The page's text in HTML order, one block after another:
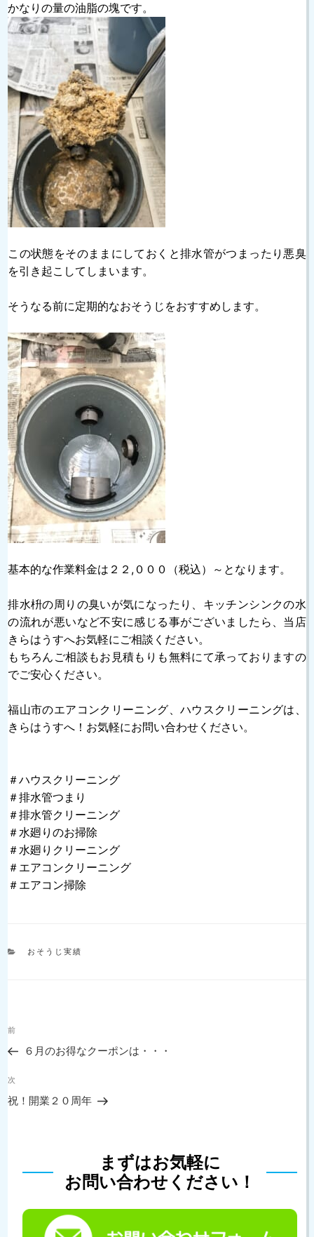
かなりの量の油脂の塊です。
この状態をそのままにしておくと排水管がつまったり悪臭
を引き起こしてしまいます。
そうなる前に定期的なおそうじをおすすめします。
基本的な作業料金は２２,０００（税込）～となります。
排水枡の周りの臭いが気になったり、キッチンシンクの水
の流れが悪いなど不安に感じる事がございましたら、当店
きらはうすへお気軽にご相談ください。
もちろんご相談もお見積もりも無料にて承っておりますの
でご安心ください。
福山市のエアコンクリーニング、ハウスクリーニングは、
きらはうすへ！お気軽にお問い合わせください。
＃ハウスクリーニング
＃排水管つまり
＃排水管クリーニング
＃水廻りのお掃除
＃水廻りクリーニング
＃エアコンクリーニング
＃エアコン掃除
カ
おそうじ実績
稿
ナ
ゲ
ー
過
去
投
稿
前
６月のお得なクーポンは・・・
次
の
次
祝！開業２０周年
まずはお気軽に
お問い合わせください！